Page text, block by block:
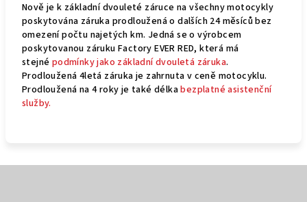
Nově je k základní dvouleté záruce na všechny motocykly
poskytována záruka prodloužená o dalších 24 měsíců bez
omezení počtu najetých km. Jedná se o výrobcem
poskytovanou záruku Factory EVER RED, která má
stejné podmínky jako základní dvouletá záruka.
Prodloužená 4letá záruka je zahrnuta v ceně motocyklu.
Prodloužená na 4 roky je také délkabezplatné asistenční
služby.